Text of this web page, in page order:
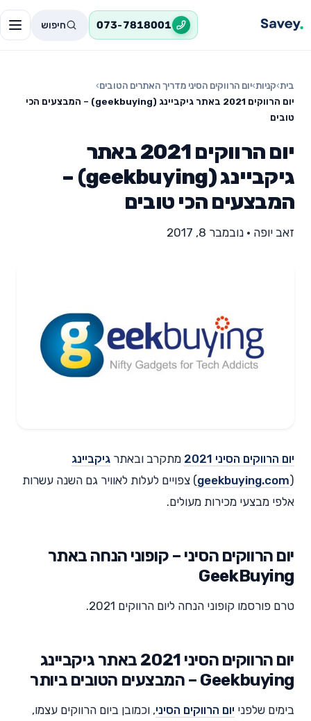
073-7818001 חיפוש
בית›קניות›יום הרווקים הסיני מדריך האתרים הטובים›
יום הרווקים 2021 באתר גיקביינג (geekbuying) – המבצעים הכי
טובים
יום הרווקים 2021 באתר
גיקביינג (geekbuying) –
המבצעים הכי טובים
זאב יופה • נובמבר 8, 2017
יום הרווקים הסיני 2021 מתקרב ובאתר גיקביינג
(
geekbuying.com) צפויים לעלות לאוויר גם השנה עשרות
אלפי מבצעי מכירות מעולים.
יום הרווקים הסיני – קופוני הנחה באתר
GeekBuying
טרם פורסמו קופוני הנחה ליום הרווקים 2021.
יום הרווקים הסיני 2021 באתר גיקביינג
Geekbuying – המבצעים הטובים ביותר
בימים שלפני יום הרווקים הסיני, וכמובן ביום הרווקים עצמו,